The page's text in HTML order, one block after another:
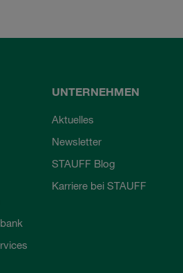
UNTERNEHMEN
Aktuelles
Newsletter
STAUFF Blog
Karriere bei STAUFF